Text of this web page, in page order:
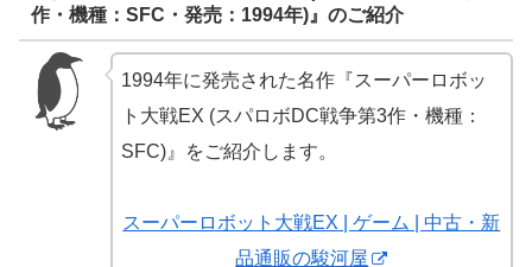
作・機種：SFC・発売：1994年)』のご紹介
1994年に発売された名作『スーパーロボッ
ト大戦EX (スパロボDC戦争第3作・機種：
SFC)』をご紹介します。
スーパーロボット大戦EX | ゲーム | 中古・新
品通販の駿河屋